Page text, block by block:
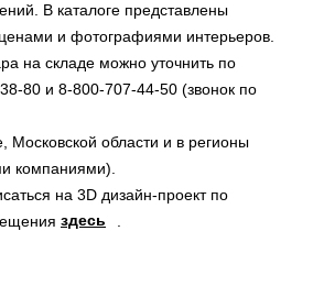
В каталоге представлены
и фотографиями интерьеров.
на складе можно уточнить по
80 и 8-800-707-44-50 (звонок по
Московской области и в регионы
компаниями).
на 3D дизайн-проект по
здесь